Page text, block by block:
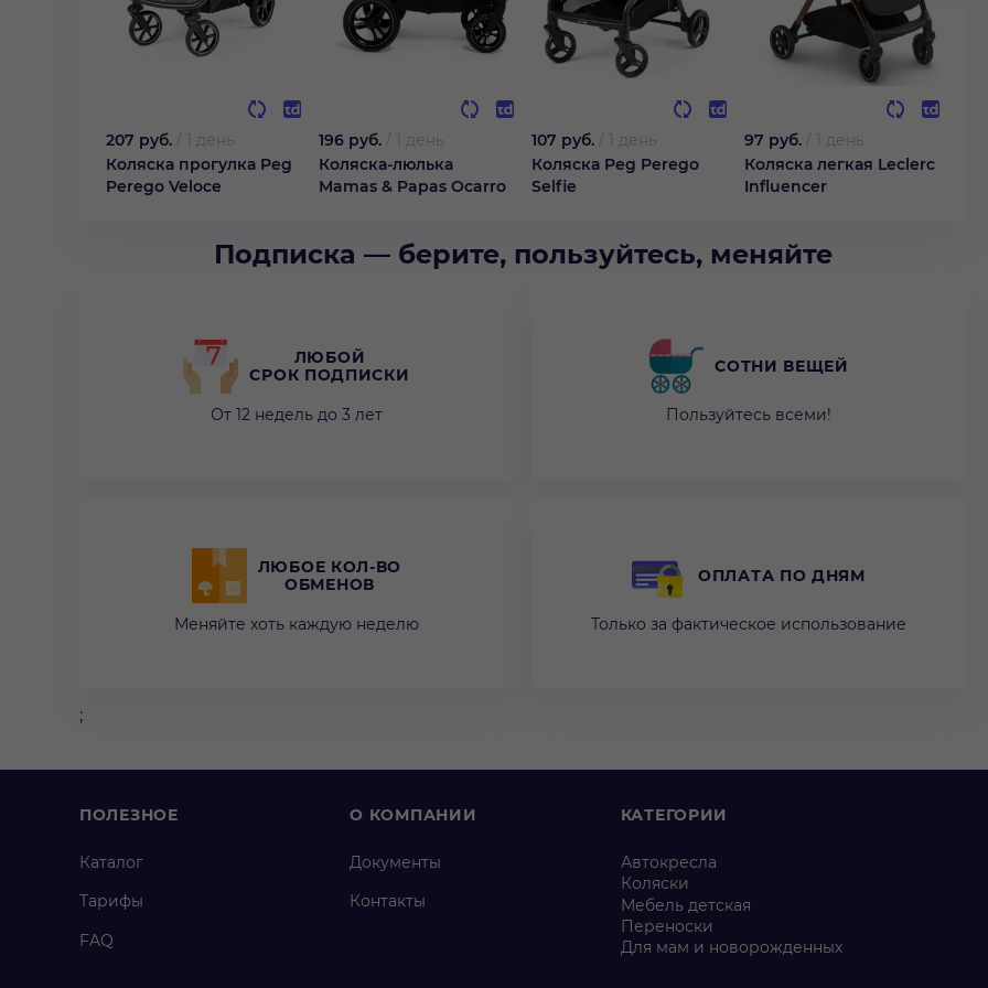
207 руб.
1 день
Коляска прогулка Peg
Perego Veloce
196 руб.
1 день
Коляска-люлька
Mamas & Papas Ocarro
107 руб.
1 день
Коляска Peg Perego
Selfie
97 руб.
1 день
Коляска легкая Leclerc
Influencer
Подписка — берите, пользуйтесь, меняйте
ЛЮБОЙ
СРОК ПОДПИСКИ
От 12 недель до 3 лет
СОТНИ ВЕЩЕЙ
Пользуйтесь всеми!
ЛЮБОЕ КОЛ-ВО
ОБМЕНОВ
Меняйте хоть каждую неделю
ОПЛАТА ПО ДНЯМ
Только за фактическое использование
;
ПОЛЕЗНОЕ
Каталог
Тарифы
FAQ
О КОМПАНИИ
Документы
Контакты
КАТЕГОРИИ
Автокресла
Коляски
Мебель детская
Переноски
Для мам и новорожденных